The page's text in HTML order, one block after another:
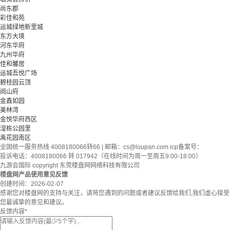
尚东郡
彩佳和苑
运城绿地新里城
东方大境
河东华府
九州华府
佳和馨居
运城吾悦广场
碧桂园云顶
阅山府
金鑫如园
美林湾
金悦华府西区
湟栋公园里
禹花园南区
全国统一服务热线 4008180066转66 | 邮箱： cs@loupan.com icp备案号：
投诉电话：4008180066 转 017942（在线时间为周一至周五9:00-18:00）
九游会国际 copyright 东莞楼盘网网络科技有限公司
楼盘网产品使用意见反馈
创建时间： 2026-02-07
感谢您对楼盘网的支持与关注，请将您遇到的问题或者建议反馈给我们,我们虚心接受
您最诚挚的意见和建议。
反馈内容*